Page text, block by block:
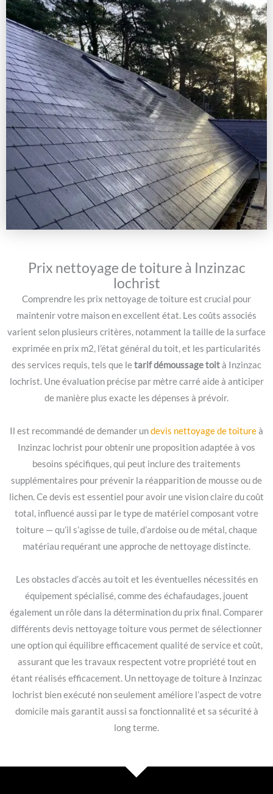
Prix nettoyage de toiture à Inzinzac
lochrist
Comprendre les prix nettoyage de toiture est crucial pour
maintenir votre maison en excellent état. Les coûts associés
varient selon plusieurs critères, notamment la taille de la surface
exprimée en prix m2, l’état général du toit, et les particularités
des services requis, tels que letarif démoussage toità Inzinzac
lochrist. Une évaluation précise par mètre carré aide à anticiper
de manière plus exacte les dépenses à prévoir.
Il est recommandé de demander undevis nettoyage de toitureà
Inzinzac lochrist pour obtenir une proposition adaptée à vos
besoins spécifiques, qui peut inclure des traitements
supplémentaires pour prévenir la réapparition de mousse ou de
lichen. Ce devis est essentiel pour avoir une vision claire du coût
total, influencé aussi par le type de matériel composant votre
toiture — qu’il s’agisse de tuile, d’ardoise ou de métal, chaque
matériau requérant une approche de nettoyage distincte.
Les obstacles d’accès au toit et les éventuelles nécessités en
équipement spécialisé, comme des échafaudages, jouent
également un rôle dans la détermination du prix final. Comparer
différents devis nettoyage toiture vous permet de sélectionner
une option qui équilibre efficacement qualité de service et coût,
assurant que les travaux respectent votre propriété tout en
étant réalisés efficacement. Un nettoyage de toiture à Inzinzac
lochrist bien exécuté non seulement améliore l’aspect de votre
domicile mais garantit aussi sa fonctionnalité et sa sécurité à
long terme.